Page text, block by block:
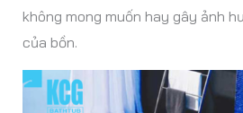
không mong muốn hay gây ảnh
của bồn.